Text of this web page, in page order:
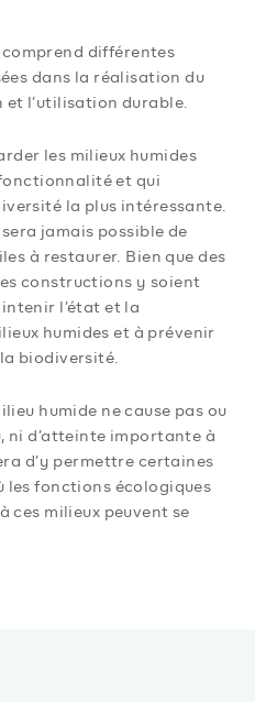
différentes
dans la réalisation du
et l’utilisation durable.
les milieux humides
et qui
la plus intéressante.
jamais possible de
à restaurer. Bien que des
constructions y soient
l’état et la
humides et à prévenir
biodiversité.
humide ne cause pas ou
ni d’atteinte importante à
d’y permettre certaines
les fonctions écologiques
ces milieux peuvent se